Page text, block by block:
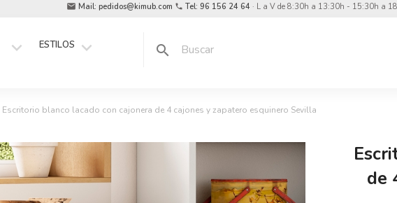
mail Mail: pedidos@kimub.com phone Tel: 96 156 24 64 · L a V de 8:30h a 13:30h - 15:30h a
keyboard_arrow_down ESTILOS keyboard_arrow_down search
Escritorio blanco lacado con cajonera de 4 cajones y zapatero esquinero Sevilla
de